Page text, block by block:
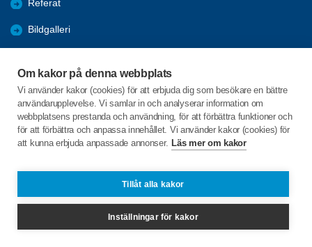
Om kakor på denna webbplats
Vi använder kakor (cookies) för att erbjuda dig som besökare en bättre
användarupplevelse. Vi samlar in och analyserar information om
webbplatsens prestanda och användning, för att förbättra funktioner och
för att förbättra och anpassa innehållet. Vi använder kakor (cookies) för
att kunna erbjuda anpassade annonser. Läs mer om kakor
Tillåt alla kakor
Inställningar för kakor
Referat
Bildgalleri
Engagera DIG i vår förening
C/o:Lennart Lööw
jonkopingcentrum@spfseniorerna.se